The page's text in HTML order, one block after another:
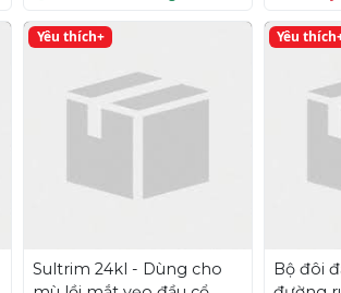
Yêu thích+
Sultrim 24kl - Dùng cho
Yêu
Bộ đôi